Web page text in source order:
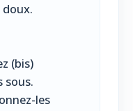
(bis)
sous.
les